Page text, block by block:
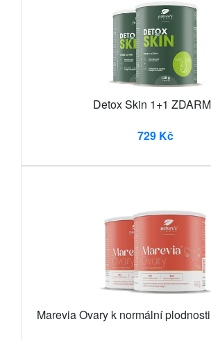
Detox Skin 1+1
729 Kč
Marevia Ovary k normální